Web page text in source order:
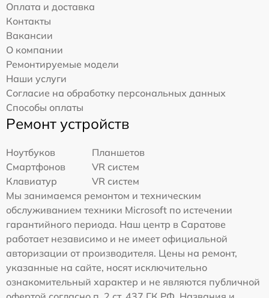
Оплата и доставка
Контакты
Вакансии
О компании
Ремонтируемые модели
Наши услуги
Согласие на обработку персональных данных
Способы оплаты
Ремонт устройств
Ноутбуков
Планшетов
Смартфонов
VR систем
Клавиатур
VR систем
Мы занимаемся ремонтом и техническим
обслуживанием техники Microsoft по истечении
гарантийного периода. Наш центр в Саратове
работает независимо и не имеет официальной
авторизации от производителя. Цены на ремонт,
указанные на сайте, носят исключительно
ознакомительный характер и не являются публичной